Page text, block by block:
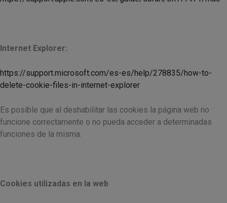
Internet Explorer:
https://support.microsoft.com/es-es/help/278835/how-to-
delete-cookie-files-in-internet-explorer
Es posible que al deshabilitar las cookies la página web no
funcione correctamente o no pueda acceder a determinadas
funciones de la misma.
Cookies utilizadas en la web